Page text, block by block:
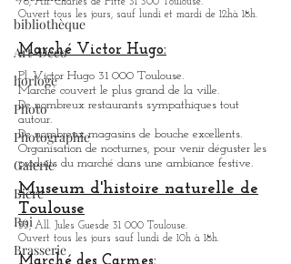
bibliothèque
Art-Déco
horloge
Photo
Photographie
Galerie
Bière
Roi
Brasserie
Musée des Abattoirs: art
contemporain.
76, All. Charles de Fitte 31 300 Toulouse.
Ouvert tous les jours, sauf lundi et mardi de 12hà 18h.
Marché Victor Hugo:
Pl. Victor Hugo 31 000 Toulouse.
Marché couvert le plus grand de la ville.
De nombreux restaurants sympathiquestout
autour.
De nombreux magasins de bouche excellents.
Organisation de nocturnes, pour venir déguster les
produits du marché dans une ambiance festive.
Museum d'histoire naturelle de
Toulouse